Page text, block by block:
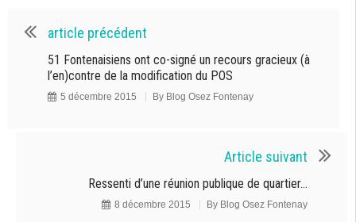
article précédent
51 Fontenaisiens ont co-signé un recours gracieux (à
l’en)contre de la modification du POS
5 décembre 2015 By Blog Osez Fontenay
Article suivant
Ressenti d’une réunion publique de quartier…
8 décembre 2015 By Blog Osez Fontenay